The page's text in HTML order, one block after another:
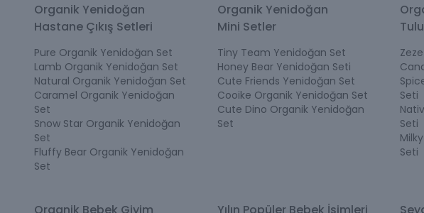
Yenidoğan giyim ürünleri
Hastane çıkışı ve ev ilk gün ürünleri
Beslenme ve bakım yardımcıları
Bu kategori, ilk bebek alışverişi yapan ebeveynler için ihtiyaç
Bebeğe Alınan İlk Ürünler Nelerdir?
Bebeğe alınan ilk ürünler, bebeğin doğduğu andan itibaren temas
kullanım pratikliği ön planda olmalıdır.
Organik Yenidoğan
Hastane Çıkış Setleri
Pure Organik Yenidoğan Set
Lamb Organik Yenidoğan Set
Natural Organik Yenidoğan Set
Caramel Organik Yenidoğan
Set
Snow Star Organik Yenidoğan
Set
Fluffy Bear Organik Yenidoğan
Set
Organik Yenidoğan
Mini Setler
Tiny Team Yenidoğan Set
Honey Bear Yenidoğan Seti
Cute Friends Yenidoğan Set
Cooike Organik Yenidoğan Set
Cute Dino Organik Yenidoğan
Set
Seti
Seti
Seti
Organik Bebek Giyim
Yılın Popüler Bebek İsimleri